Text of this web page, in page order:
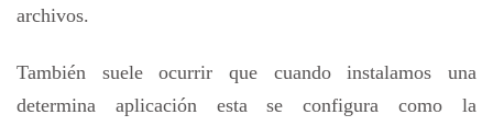
archivos.
También suele ocurrir que cuando instalamos una
determina aplicación esta se configura como la